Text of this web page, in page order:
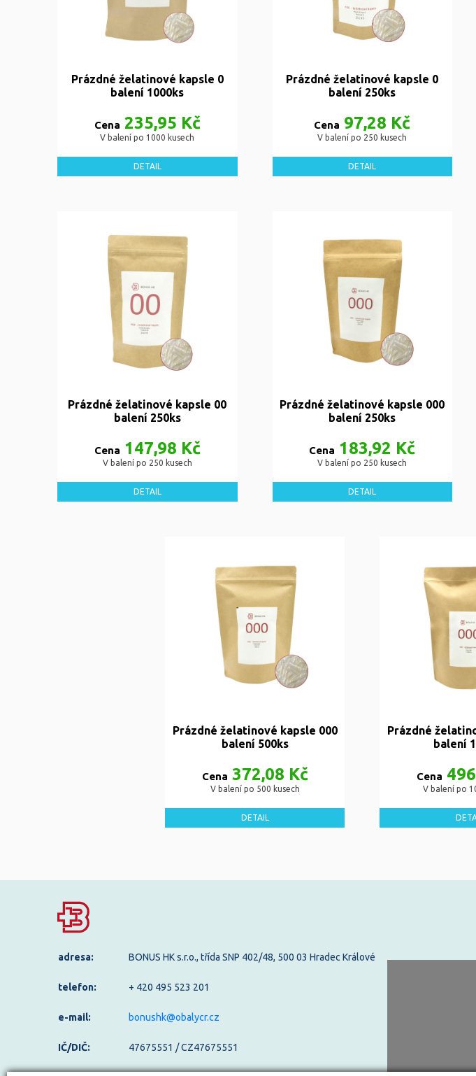
Prázdné želatinové kapsle 0
balení 1000ks
Cena 235,95 Kč
V balení po 1000 kusech
DETAIL
Prázdné želatinové kapsle 0
balení 250ks
Cena 97,28 Kč
V balení po 250 kusech
DETAIL
Prázdné želatinové kapsle 00
balení 250ks
Cena 147,98 Kč
V balení po 250 kusech
DETAIL
Prázdné želatinové kapsle 000
balení 250ks
Cena 183,92 Kč
V balení po 250 kusech
DETAIL
Prázdné želatinové kapsle 000
balení 500ks
Cena 372,08 Kč
V balení po 500 kusech
DETAIL
Prázdné
balení
Cena
V balení po
adresa: BONUS HK s.r.o., třída SNP 402/48, 500 03 Hradec Králové
telefon: + 420 495 523 201
e-mail: bonushk@obalycr.cz
IČ/DIČ: 47675551 / CZ47675551